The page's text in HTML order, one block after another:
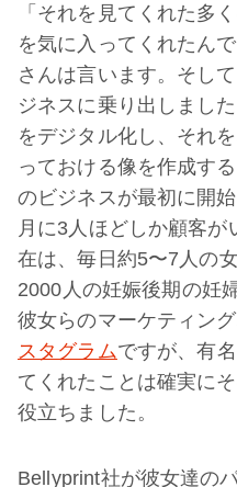
「それを見てくれた多
を気に入ってくれたん
さんは言います。そし
ジネスに乗り出しまし
をデジタル化し、それ
っておける像を作成す
のビジネスが最初に開
月に3人ほどしか顧客
在は、毎日約5〜7人の
2000人の妊娠後期の妊
彼女らのマーケティン
スタグラムですが、有
てくれたことは確実に
役立ちました。
Bellyprint社が彼女達の